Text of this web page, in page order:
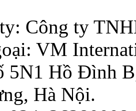
Công ty
VM
5N1 Hồ Đình
Hà Nội.